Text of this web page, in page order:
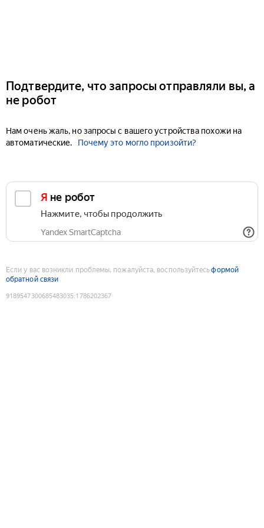
Подтвердите, что запросы отправляли вы, а
не робот
Нам очень жаль, но запросы с вашего устройства похожи на
автоматические.
Почему это могло произойти?
Я не робот
Нажмите, чтобы продолжить
Yandex SmartCaptcha
Если у вас возникли проблемы, пожалуйста, воспользуйтесьформой
обратной связи
9189547300685483035:1786202367